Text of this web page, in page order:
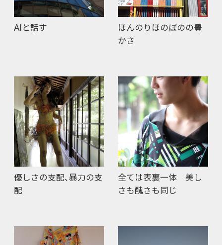
AIと話す
ほんのりほのぼのの豊
かさ
優しさの支配、暴力の支
配
全ては表裏一体 美し
さも醜さも同じ